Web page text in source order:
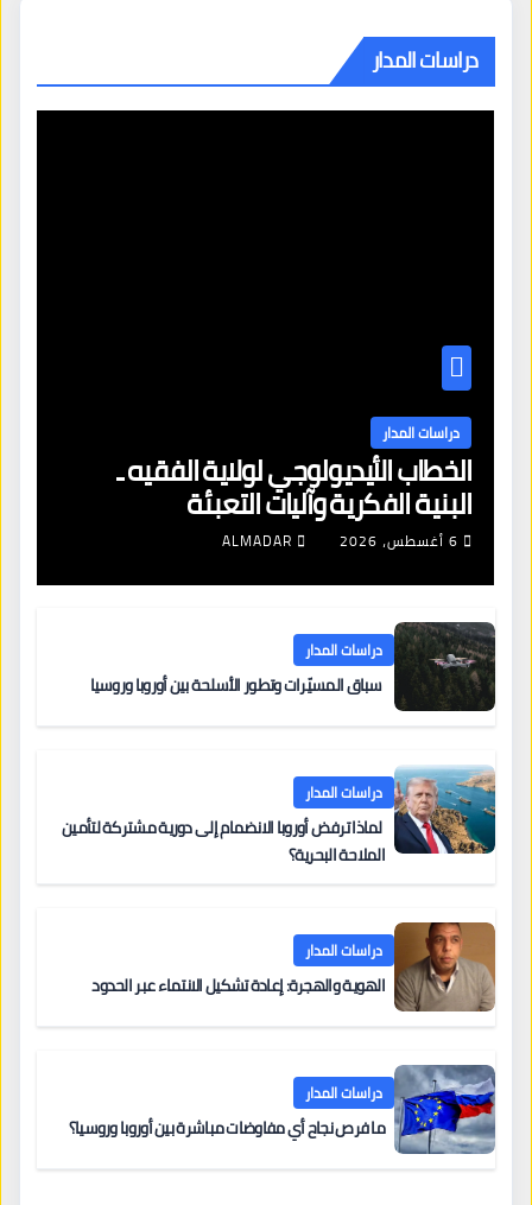
دراسات المدار
دراسات المدار
الخطاب الأيديولوجي لولاية الفقيه ـ
البنية الفكرية وآليات التعبئة
6 أغسطس، 2026 ALMADAR
دراسات المدار
سباق المسيّرات وتطور الأسلحة بين أوروبا وروسيا
دراسات المدار
لماذا ترفض أوروبا الانضمام إلى دورية مشتركة لتأمين
الملاحة البحرية؟
دراسات المدار
الهوية والهجرة: إعادة تشكيل الانتماء عبر الحدود
دراسات المدار
ما فرص نجاح أي مفاوضات مباشرة بين أوروبا وروسيا؟